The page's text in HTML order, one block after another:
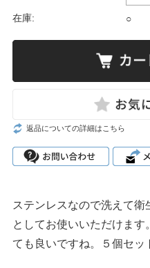
在庫: ○
返品についての詳細はこちら
ステンレスなので洗えて
としてお使いいただけま
ても良いですね。５個セッ